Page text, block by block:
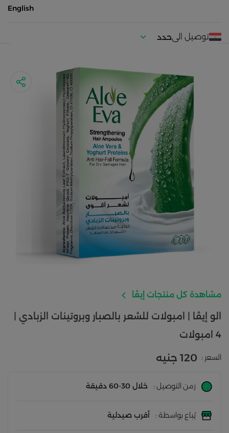
English
توصيل الىحدد
مشاهدة كل منتجات إيڤا
الو إيڤا | امبولات للشعر بالصبار وبروتينات الزبادي |
4 امبولات
السعر : 120 جنيه
زمن التوصيل : خلال 30-60 دقيقة
يُباع بواسطة : أقرب صيدلية